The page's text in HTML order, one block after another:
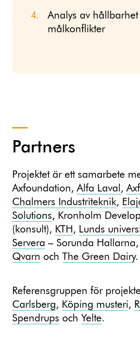
Analys av hållbarhet
målkonflikter
Partners
Projektet är ett samarbete
Axfoundation, Alfa Laval ,
Chalmers Industriteknik,
Solutions, Kronholm
(konsult), KTH , Lunds
Servera – Sorunda Hallarna,
Qvarn och The Green Dairy.
Referensgruppen för
Carlsberg, Köping musteri,
Spendrups och Yelte.